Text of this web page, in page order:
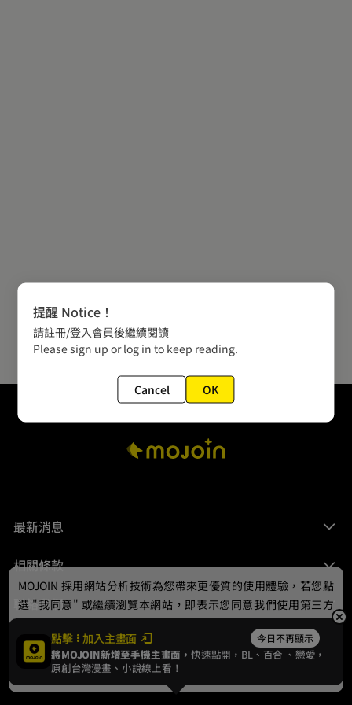
最新消息
相關條款
聯絡我們
© 2024 gamania Digital Entertainment Co., Ltd.
點擊 加入主畫面 今日不再顯示
將MOJOIN新增至手機主畫面，快速點開，BL、 百合 、戀愛，
原創台灣漫畫、小說線上看！
MOJOIN 採用網站分析技術為您帶來更優質的使用體驗，若您點
選 "我同意" 或繼續瀏覽本網站，即表示您同意我們使用第三方
Cookie，欲瞭解更多資訊請見隱私權政策。
我同意
提醒 Notice！
請註冊/登入會員後繼續閱讀
Please sign up or log in to keep reading.
Cancel OK